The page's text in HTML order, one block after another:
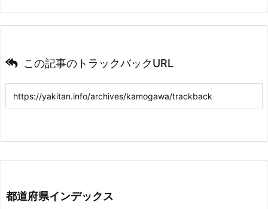
この記事のトラックバックURL
都道府県インデックス